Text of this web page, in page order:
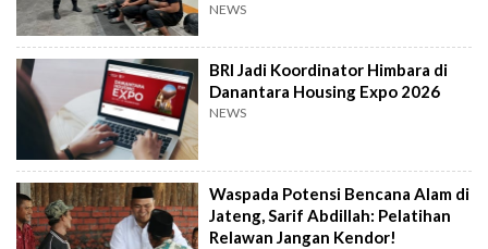
NEWS
BRI Jadi Koordinator Himbara di
Danantara Housing Expo 2026
NEWS
Waspada Potensi Bencana Alam di
Jateng, Sarif Abdillah: Pelatihan
Relawan Jangan Kendor!